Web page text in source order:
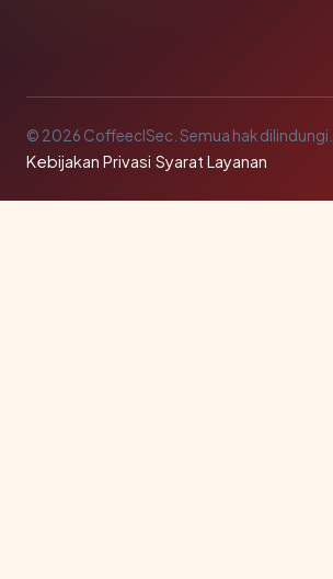
© 2026 CoffeeclSec. Semua hak dilindungi.
Kebijakan Privasi·Syarat Layanan